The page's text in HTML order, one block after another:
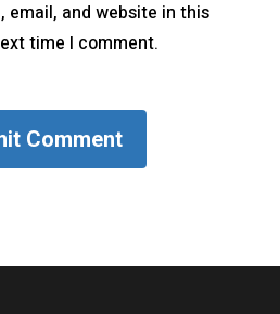
email, and website in this
time I comment.